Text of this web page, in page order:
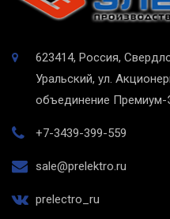
623414, Россия,
Уральский, ул.
объединение Премиум-
+7-3439-399-559
sale@prelektro.ru
prelectro_ru